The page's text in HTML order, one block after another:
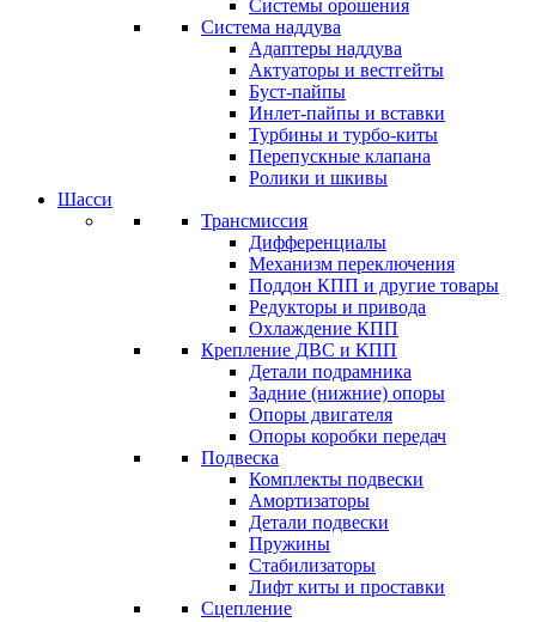
Системы орошения
Система наддува
Адаптеры наддува
Актуаторы и вестгейты
Буст-пайпы
Инлет-пайпы и вставки
Турбины и турбо-киты
Перепускные клапана
Ролики и шкивы
Шасси
Трансмиссия
Дифференциалы
Механизм переключения
Поддон КПП и другие товары
Редукторы и привода
Охлаждение КПП
Крепление ДВС и КПП
Детали подрамника
Задние (нижние) опоры
Опоры двигателя
Опоры коробки передач
Подвеска
Комплекты подвески
Амортизаторы
Детали подвески
Пружины
Стабилизаторы
Лифт киты и проставки
Сцепление